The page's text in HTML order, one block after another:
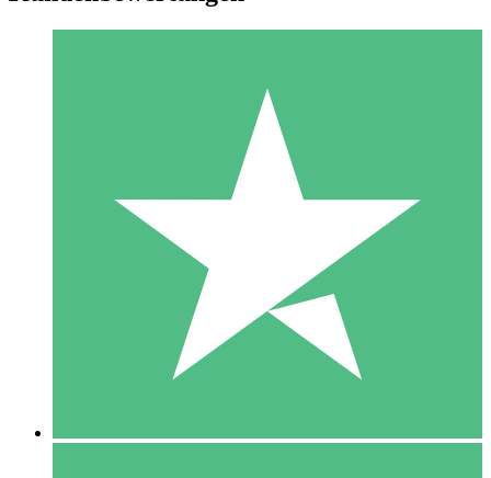
Individuelle Credit-Pakete
Zahlen Sie nach Bedarf mit Download-Credits. Keine
monatliche Verpflichtung erforderlich.
10 00